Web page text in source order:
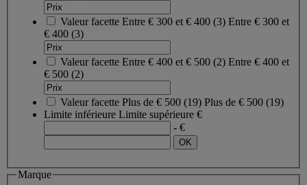
Valeur facette Entre € 300 et € 400 (3) Entre € 300 et
€ 400 (3)
Valeur facette Entre € 400 et € 500 (2) Entre € 400 et
€ 500 (2)
Valeur facette Plus de € 500 (19) Plus de € 500 (19)
Limite inférieure Limite supérieure €
- €
Marque